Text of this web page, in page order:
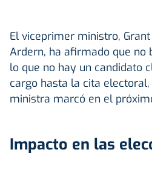
El viceprimer ministro,
Ardern, ha afirmado que no
lo que no hay un candidato
cargo hasta la cita
ministra marcó en el
Impacto en las